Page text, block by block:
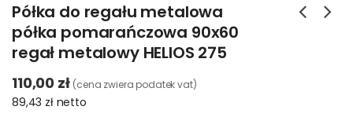
Półka do regału metalowa
półka pomarańczowa 90x60
regał metalowy HELIOS 275
110,00 zł (cena zwiera podatek vat)
89,43 zł netto